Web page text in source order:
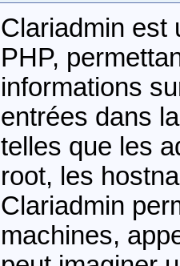
Clariadmin est
PHP,
informations
entrées dans
telles que les
root, les
Clariadmin
machines,